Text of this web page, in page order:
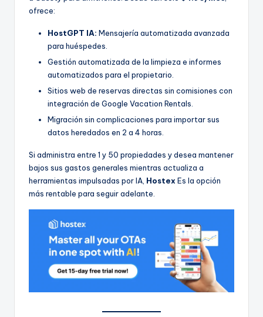
ofrece:
HostGPT IA: Mensajería automatizada avanzada
para huéspedes.
Gestión automatizada de la limpieza e informes
automatizados para el propietario.
Sitios web de reservas directas sin comisiones con
integración de Google Vacation Rentals.
Migración sin complicaciones para importar sus
datos heredados en 2 a 4 horas.
Si administra entre 1 y 50 propiedades y desea mantener
bajos sus gastos generales mientras actualiza a
herramientas impulsadas por IA, Hostex Es la opción
más rentable para seguir adelante.